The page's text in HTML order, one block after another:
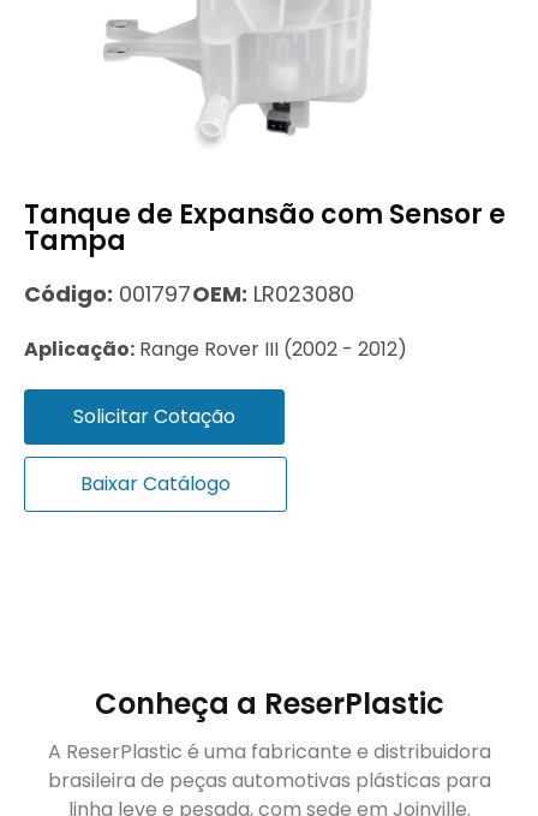
Tanque de Expansão com Sensor e
Tampa
Código: 001797OEM: LR023080
Aplicação: Range Rover III (2002 - 2012)
Solicitar Cotação
Baixar Catálogo
Conheça a ReserPlastic
A ReserPlastic é uma fabricante e distribuidora
brasileira de peças automotivas plásticas para
linha leve e pesada, com sede em Joinville.